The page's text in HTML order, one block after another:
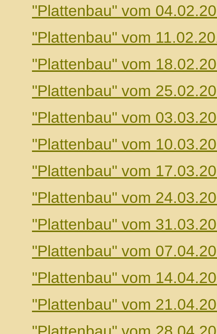
"Plattenbau" vom
"Plattenbau" vom
"Plattenbau" vom
"Plattenbau" vom
"Plattenbau" vom
"Plattenbau" vom
"Plattenbau" vom
"Plattenbau" vom
"Plattenbau" vom
"Plattenbau" vom
"Plattenbau" vom
"Plattenbau" vom